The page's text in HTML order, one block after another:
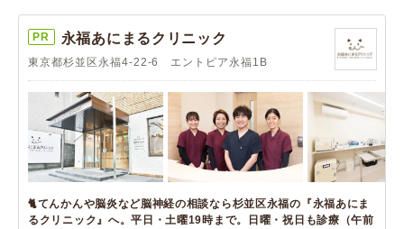
PR 永福あにまるクリニック
東京都杉並区永福4-22-6 エントピア永福1B
🐈てんかんや脳炎など脳神経の相談なら杉並区永福の『永福あにま
るクリニック』へ。平日・土曜19時まで。日曜・祝日も診療（午前